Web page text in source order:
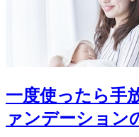
一度使ったら手
ァンデーション